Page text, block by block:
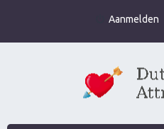
Aanmelden